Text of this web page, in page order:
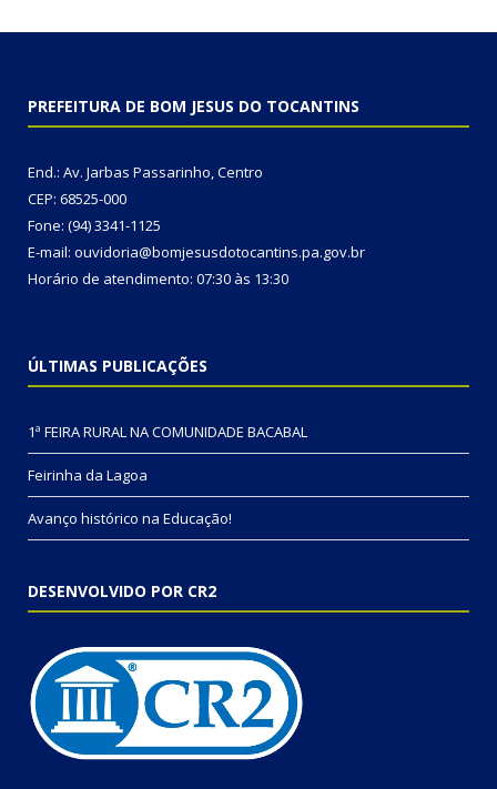
PREFEITURA DE BOM JESUS DO TOCANTINS
End.: Av. Jarbas Passarinho, Centro
CEP: 68525-000
Fone: (94) 3341-1125
E-mail: ouvidoria@bomjesusdotocantins.pa.gov.br
Horário de atendimento: 07:30 às 13:30
ÚLTIMAS PUBLICAÇÕES
1ª FEIRA RURAL NA COMUNIDADE BACABAL
Feirinha da Lagoa
Avanço histórico na Educação!
DESENVOLVIDO POR CR2